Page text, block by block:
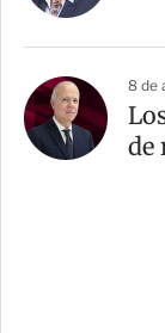
8 de
de